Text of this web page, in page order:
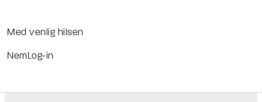
Med venlig hilsen
NemLog-in